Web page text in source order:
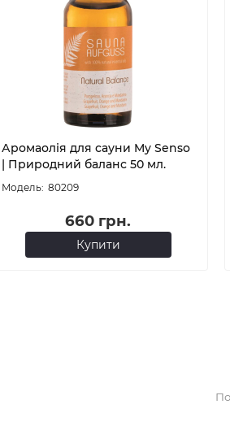
Аромаолія для сауни My Senso
| Природний баланс 50 мл.
80209
660 грн.
Купити